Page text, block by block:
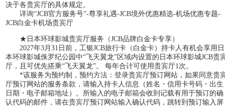
决于各贵宾厅的具体规定。
详询“JCB官方服务号”-尊享礼遇-JCB境外优惠精选-机场优惠专题-
JCB白金卡机场贵宾厅
★日本环球影城贵宾厅服务（JCB品牌白金卡专享）
2027年3月31日前，工银JCB旅行卡（白金卡）持卡人有机会享用日
本环球影城侏罗纪公园中“飞天翼龙”区域内设置的日本环球影城JCB贵
厅，且可优先搭乘“飞天翼龙”。 每年合计可使用贵宾厅1次。
*该服务为预约制，预约方法：登录贵宾厅预订网站，如果同意贵
厅预订网站的服务条款，请输入持卡人信息（姓名・信用卡号码・出生
日期・电子邮箱地址）。所输入的电子邮箱会收到记载有用于预订的确
认代码的邮件，请在贵宾厅预订网站输入确认代码，跳转到预订输入屏